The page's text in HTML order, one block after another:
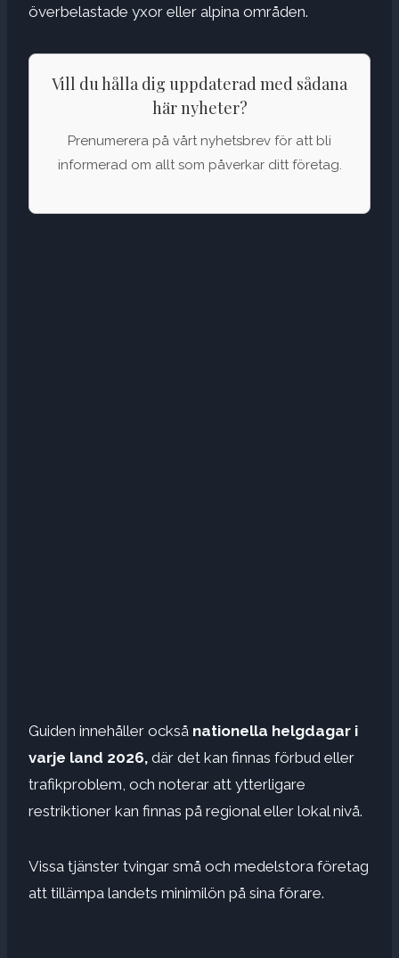
överbelastade yxor eller alpina områden.
Vill du hålla dig uppdaterad med sådana
här nyheter?
Prenumerera på vårt nyhetsbrev för att bli
informerad om allt som påverkar ditt företag.
Guiden innehåller också nationella helgdagar i
varje land 2026, där det kan finnas förbud eller
trafikproblem, och noterar att ytterligare
restriktioner kan finnas på regional eller lokal nivå.
Vissa tjänster tvingar små och medelstora företag
att tillämpa landets minimilön på sina förare.